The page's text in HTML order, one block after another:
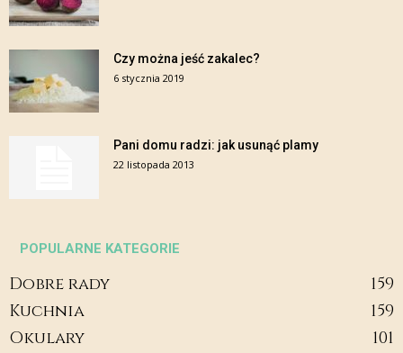
Czy można jeść zakalec?
6 stycznia 2019
Pani domu radzi: jak usunąć plamy
22 listopada 2013
POPULARNE KATEGORIE
Dobre rady
159
Kuchnia
159
Okulary
101